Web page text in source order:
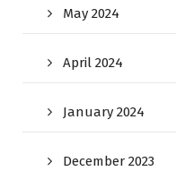
May 2024
April 2024
January 2024
December 2023